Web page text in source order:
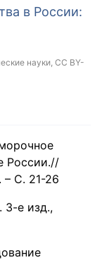
в России:
науки, CC BY-
России.//
– С. 21-26
3-е изд.,